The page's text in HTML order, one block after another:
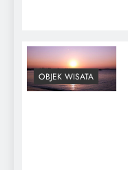
OBJEK WISATA